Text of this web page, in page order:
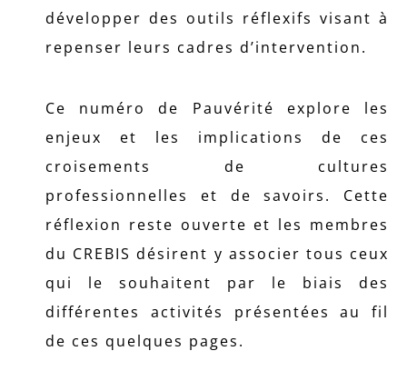
développer des outils réflexifs visant à
repenser leurs cadres d’intervention.
Ce numéro de Pauvérité explore les
enjeux et les implications de ces
croisements de cultures
professionnelles et de savoirs. Cette
réflexion reste ouverte et les membres
du CREBIS désirent y associer tous ceux
qui le souhaitent par le biais des
différentes activités présentées au fil
de ces quelques pages.